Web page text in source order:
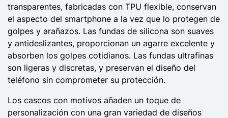
transparentes, fabricadas con TPU flexible, conservan
el aspecto del smartphone a la vez que lo protegen de
golpes y arañazos. Las fundas de silicona son suaves
y antideslizantes, proporcionan un agarre excelente y
absorben los golpes cotidianos. Las fundas ultrafinas
son ligeras y discretas, y preservan el diseño del
teléfono sin comprometer su protección.
Los cascos con motivos añaden un toque de
personalización con una gran variedad de diseños